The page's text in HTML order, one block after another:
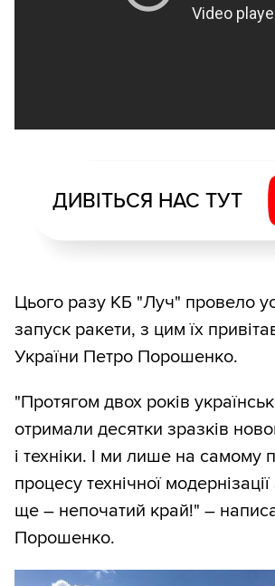
ДИВІТЬСЯ НАС ТУТ
Цього разу КБ "Луч" провело
запуск ракети, з цим їх
України Петро Порошенко.
"Протягом двох років
отримали десятки зразків
і техніки. І ми лише на самому
процесу технічної
ще – непочатий край!" –
Порошенко.